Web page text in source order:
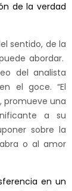
de la verdad
sentido, de la
abordar.
del analista
el goce. “El
, promueve una
a su
sobre la
o al amor
en un